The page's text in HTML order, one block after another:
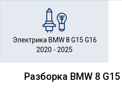
Электрика BMW 8 G15 G16
2020 - 2025
Разборка BMW 8